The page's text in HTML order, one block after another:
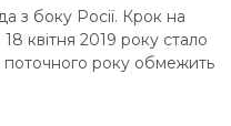
з боку Росії. Крок на
квітня 2019 року стало
поточного року обмежить
енер-гетичного